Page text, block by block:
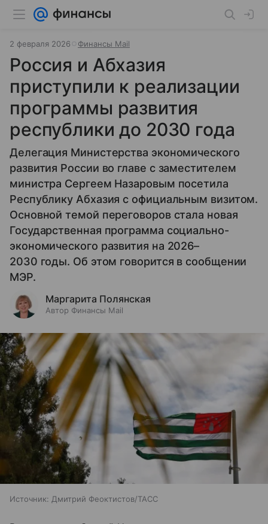
2 февраля 2026 Финансы Mail
Россия и Абхазия
приступили к реализации
программы развития
республики до 2030 года
Делегация Министерства экономического
развития России во главе с заместителем
министра Сергеем Назаровым посетила
Республику Абхазия с официальным визитом.
Основной темой переговоров стала новая
Государственная программа социально-
экономического развития на 2026–
2030 годы. Об этом говорится в сообщении
МЭР.
Маргарита Полянская
Автор Финансы Mail
Источник: Дмитрий Феоктистов/ТАСС